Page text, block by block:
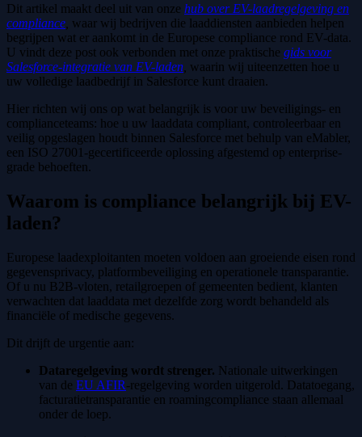
Dit artikel maakt deel uit van onze hub over EV-laadregelgeving en
compliance waar wij bedrijven die laaddiensten aanbieden helpen
begrijpen wat er aankomt in de Europese compliance rond EV-data.
U vindt deze post ook verbonden met onze praktische gids voor
Salesforce-integratie van EV-laden waarin wij uiteenzetten hoe u
uw volledige laadbedrijf in Salesforce kunt draaien.
Hier richten wij ons op wat belangrijk is voor uw beveiligings- en
complianceteams: hoe u uw laaddata compliant, controleerbaar en
veilig opgeslagen houdt binnen Salesforce met behulp van eMabler,
een ISO 27001-gecertificeerde oplossing afgestemd op enterprise-
grade behoeften.
Waarom is compliance belangrijk bij EV-
laden?
Europese laadexploitanten moeten voldoen aan groeiende eisen rond
gegevensprivacy, platformbeveiliging en operationele transparantie.
Of u nu B2B-vloten, retailgroepen of gemeenten bedient, klanten
verwachten dat laaddata met dezelfde zorg wordt behandeld als
financiële of medische gegevens.
Dit drijft de urgentie aan:
Dataregelgeving wordt strenger. Nationale uitwerkingen
van de EU AFIR-regelgeving worden uitgerold. Datatoegang,
facturatietransparantie en roamingcompliance staan allemaal
onder de loep.